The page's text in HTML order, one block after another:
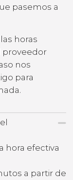
pasemos a
horas
proveedor
nos
para
hora efectiva
a partir de